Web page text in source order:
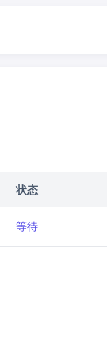
状态
等待